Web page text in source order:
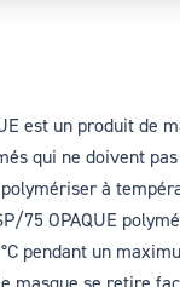
est un produit de
qui ne doivent
à
75 OPAQUE
pendant un